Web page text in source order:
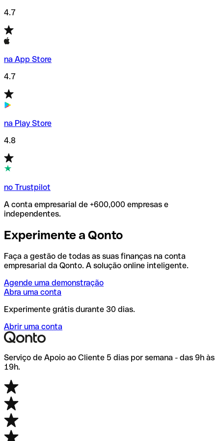
4.7
na App Store
4.7
na Play Store
4.8
no Trustpilot
A conta empresarial de +600,000 empresas e
independentes.
Experimente a Qonto
Faça a gestão de todas as suas finanças na conta
empresarial da Qonto. A solução online inteligente.
Agende uma demonstração
Abra uma conta
Experimente grátis durante 30 dias.
Abrir uma conta
Serviço de Apoio ao Cliente 5 dias por semana - das 9h às
19h.